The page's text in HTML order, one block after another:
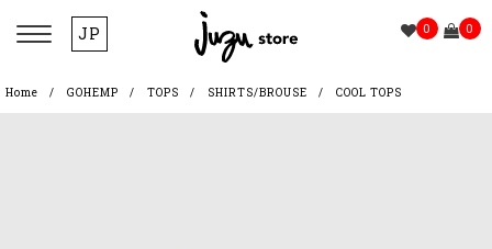
JP 0 0
Home GOHEMP TOPS SHIRTS/BROUSE COOL TOPS